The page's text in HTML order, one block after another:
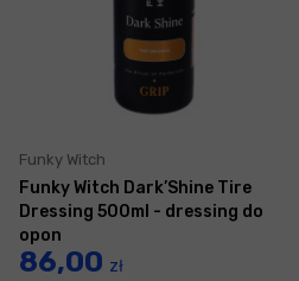
Funky Witch
Funky Witch Dark’Shine Tire
Dressing 500ml - dressing do
opon
86,00 zł